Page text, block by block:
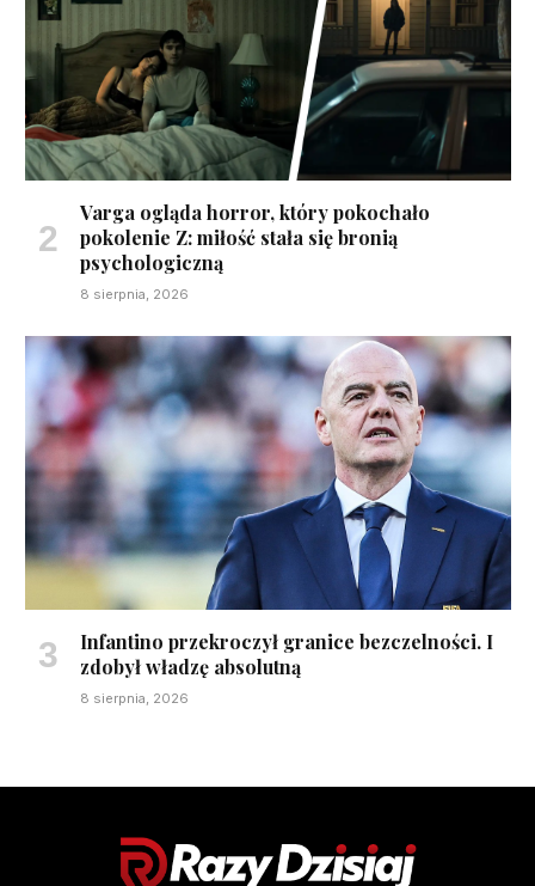
Varga ogląda horror, który pokochało
pokolenie Z: miłość stała się bronią
psychologiczną
8 sierpnia, 2026
Infantino przekroczył granice bezczelności. I
zdobył władzę absolutną
8 sierpnia, 2026